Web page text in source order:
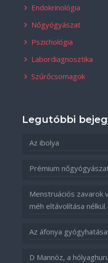
Endokrinológia
Nőgyógyászat
Pszichológia
Labordiagnosztika
Szűrőcsomagok
Legutóbbi
Az ibolya
Prémium
Menstruációs zavarok
méh eltávolítása
Az áfonya gyógyhatásai
D Mannóz, a